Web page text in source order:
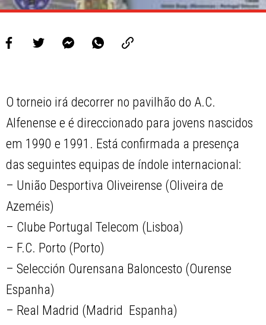
O torneio irá decorrer no pavilhão do A.C.
Alfenense e é direccionado para jovens nascidos
em 1990 e 1991. Está confirmada a presença
das seguintes equipas de índole internacional:
– União Desportiva Oliveirense (Oliveira de
Azeméis)
– Clube Portugal Telecom (Lisboa)
– F.C. Porto (Porto)
– Selección Ourensana Baloncesto (Ourense 
Espanha)
– Real Madrid (Madrid  Espanha)